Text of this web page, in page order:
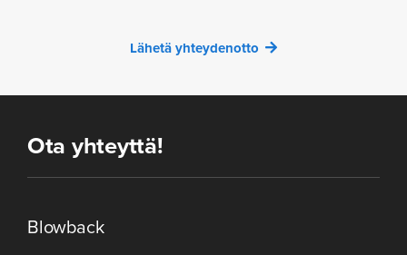
Lähetä yhteydenotto
Ota yhteyttä!
Blowback